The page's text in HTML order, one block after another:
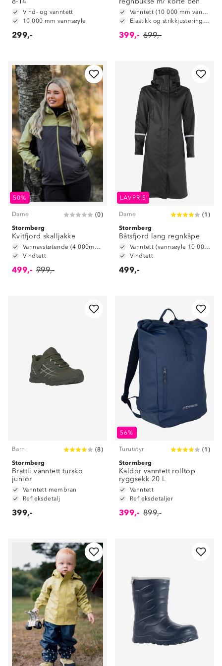
Vind- og vanntett
10 000 mm vannsøyle
299,-
Vanntett (10 000 mm vannsøyle)
Elastikk og strikkjustering i livet
399,- 699,-
50%
Dame (0)
Stormberg
Kvitfjord skalljakke
Vannavstøtende (4 000mm vannsøyle)
Vindtett
499,- 999,-
LAVPRIS
Dame (1 )
Stormberg
Båtsfjord lang regnkåpe
Vanntett (vannsøyle 10 000 mm)
Vindtett
499,-
Barn (8)
Stormberg
Brattli vanntett tursko
junior
Vanntett membran
Refleksdetalj
399,-
56%
Turutstyr (1 )
Stormberg
Kaldor vanntett rolltop
ryggsekk 20 L
Vanntett
Refleksdetaljer
399,- 899,-